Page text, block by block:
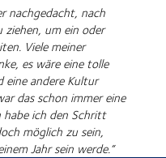
nachgedacht, nach
ziehen, um ein oder
Viele meiner
es wäre eine tolle
eine andere Kultur
das schon immer eine
habe ich den Schritt
möglich zu sein,
Jahr sein werde.“